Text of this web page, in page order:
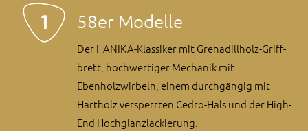
58er Modelle
Der HANIKA-Klassiker mit Grenadill­holz-Griff­
brett, hoch­wertiger Mechanik mit
Ebenholzwirbeln, einem durchgängig mit
Hartholz versperrten Cedro-Hals und der High-
End Hochglanzlackierung.